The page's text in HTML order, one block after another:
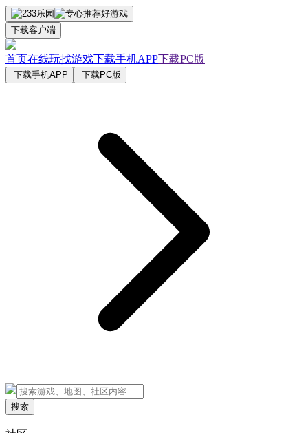
下载客户端
首页在线玩找游戏下载手机APP下载PC版
下载手机APP 下载PC版
搜索